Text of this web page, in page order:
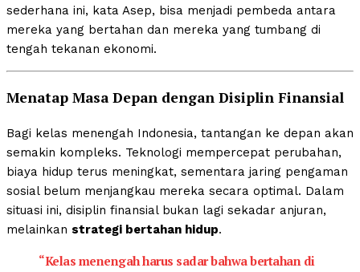
sederhana ini, kata Asep, bisa menjadi pembeda antara
mereka yang bertahan dan mereka yang tumbang di
tengah tekanan ekonomi.
Menatap Masa Depan dengan Disiplin Finansial
Bagi kelas menengah Indonesia, tantangan ke depan akan
semakin kompleks. Teknologi mempercepat perubahan,
biaya hidup terus meningkat, sementara jaring pengaman
sosial belum menjangkau mereka secara optimal. Dalam
situasi ini, disiplin finansial bukan lagi sekadar anjuran,
melainkan strategi bertahan hidup.
“Kelas menengah harus sadar bahwa bertahan di